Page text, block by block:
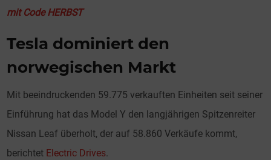
mit Code HERBST
Tesla dominiert den
norwegischen Markt
Mit beeindruckenden 59.775 verkauften Einheiten seit seiner
Einführung hat das Model Y den langjährigen Spitzenreiter
Nissan Leaf überholt, der auf 58.860 Verkäufe kommt,
berichtet Electric Drives.